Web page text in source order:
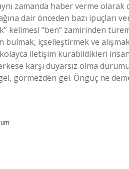
zamanda haber verme olarak
dair önceden bazı ipuçları
kelimesi “ben” zamirinden
bulmak, içselleştirmek ve
iletişim kurabildikleri
karşı duyarsız olma
görmezden gel. Öngüç ne